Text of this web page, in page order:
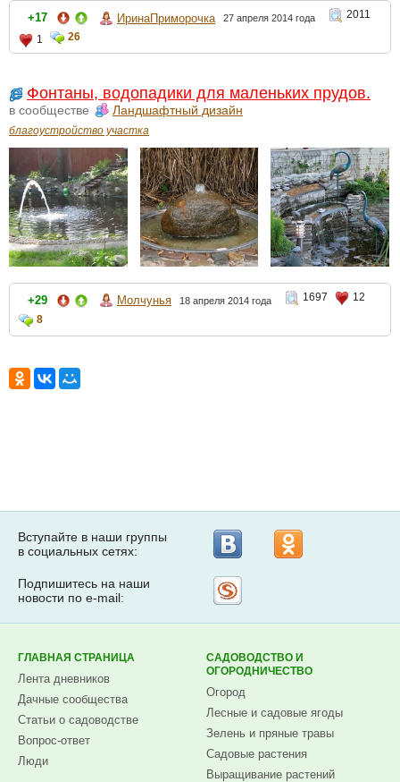
+17 ИринаПриморочка 27 апреля 2014 года
2011
1
26
Фонтаны, водопадики для маленьких прудов.
в сообществе Ландшафтный дизайн
благоустройство участка
+29 Молчунья 18 апреля 2014 года 1697
12
8
Вступайте в наши группы
в социальных сетях:
Подпишитесь на наши
новости по e-mail:
ГЛАВНАЯ СТРАНИЦА
Лента дневников
Дачные сообщества
Статьи о садоводстве
Вопрос-ответ
Люди
САДОВОДСТВО И
ОГОРОДНИЧЕСТВО
Огород
Лесные и садовые ягоды
Зелень и пряные травы
Садовые растения
Выращивание растений